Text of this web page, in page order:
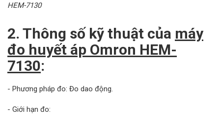
HEM-7130
2. Thông số kỹ thuật của máy
đo huyết áp Omron HEM-
7130:
- Phương pháp đo: Đo dao động.
- Giới hạn đo: